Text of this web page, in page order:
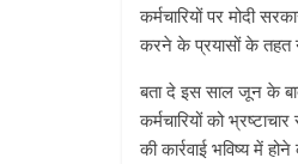
कर्मचारियों पर मोदी
करने के प्रयासों के तहत
बता दे इस साल जून के
कर्मचारियों को
की कार्रवाई भविष्य में